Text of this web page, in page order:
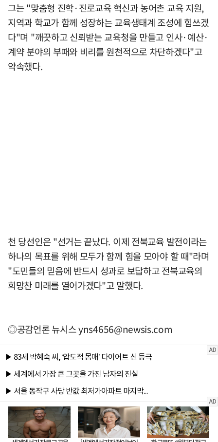
그는 "맞춤형 진학·진로교육 혁신과 농어촌 교육 지원,
지역과 학교가 함께 성장하는 교육생태계 조성에 힘쓰겠
다"며 "깨끗하고 신뢰받는 교육청을 만들고 인사·예산·
계약 분야의 부패와 비리를 원천적으로 차단하겠다"고
약속했다.
천 당선인은 "선거는 끝났다. 이제 전북교육 발전이라는
하나의 목표를 위해 모두가 함께 힘을 모아야 할 때"라며
"도민들의 믿음에 반드시 성과로 보답하고 전북교육의
희망찬 미래를 열어가겠다"고 말했다.
◎공감언론 뉴시스yns4656@newsis.com